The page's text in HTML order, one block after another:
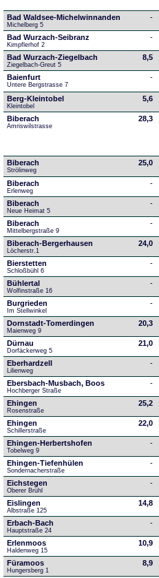
Bad Waldsee-Michelwinnanden
Michelberg 5
-
Bad Wurzach-Seibranz
Kimpflerhof 2
-
Bad Wurzach-Ziegelbach
Ziegelbach-Greut 5
8,5
Baienfurt
Untere Bergstrasse 7
-
Berg-Kleintobel
Kleintobel
5,6
Biberach
Amriswilstrasse
28,3
Biberach
Strölinweg
25,0
Biberach
Erlenweg
-
Biberach
Neue Heimat 5
-
Biberach
Mittelbergstraße 9
-
Biberach-Bergerhausen
Löcherstr.1
24,0
Bierstetten
Schloßbühl 6
-
Bühlertal
Wolfinstraße 16
-
Burgrieden
Im Stellwinkel
-
Dornstadt-Tomerdingen
Maienweg 9
20,3
Dürnau
Dorfäckerweg 5
21,0
Eberhardzell
Lilienweg
-
Ebersbach-Musbach, Boos
Hochberger Straße
-
Ehingen
Rosenstraße
25,2
Ehingen
Schillerstraße
22,0
Ehingen-Herbertshofen
Tobelweg 9
-
Ehingen-Tiefenhülen
Sondernacherstraße
-
Eichstegen
Oberer Brühl
-
Eislingen
Albstraße 125
14,8
Erbach-Bach
Hauptstraße 24
-
Erlenmoos
Haldenweg 15
10,9
Füramoos
Hungersberg 1
8,9